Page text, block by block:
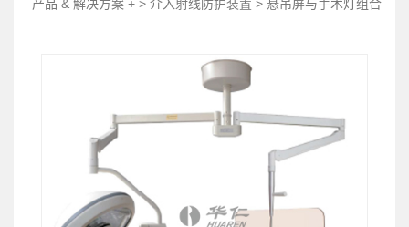
产品 & 解决方案 + > 介入射线防护装置 > 悬吊屏与手术灯组合